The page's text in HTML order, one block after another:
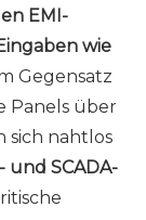
EMI-
wie
Gegensatz
Panels über
sich nahtlos
und SCADA-